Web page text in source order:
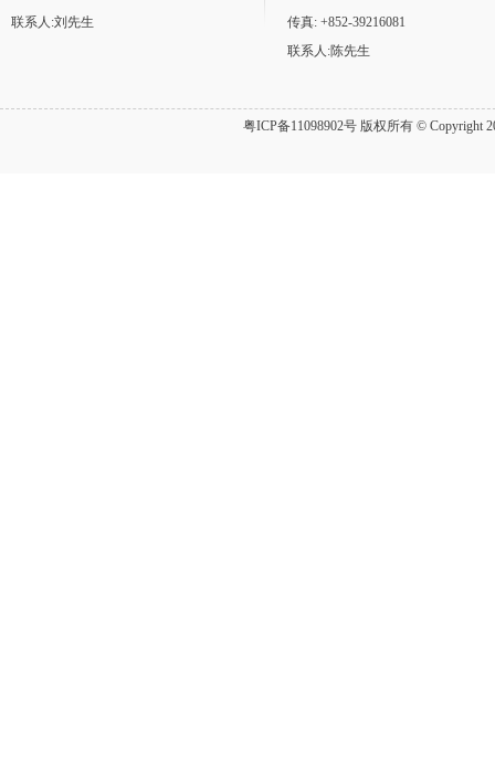
联系人:刘先生
传真: +852-39216081
联系人:陈先生
粤ICP备11098902号 版权所有 © Copyright